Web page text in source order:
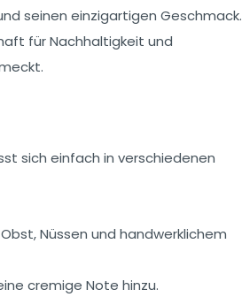
seinen einzigartigen Geschmack.
für Nachhaltigkeit und
sich einfach in verschiedenen
Nüssen und handwerklichem
cremige Note hinzu.